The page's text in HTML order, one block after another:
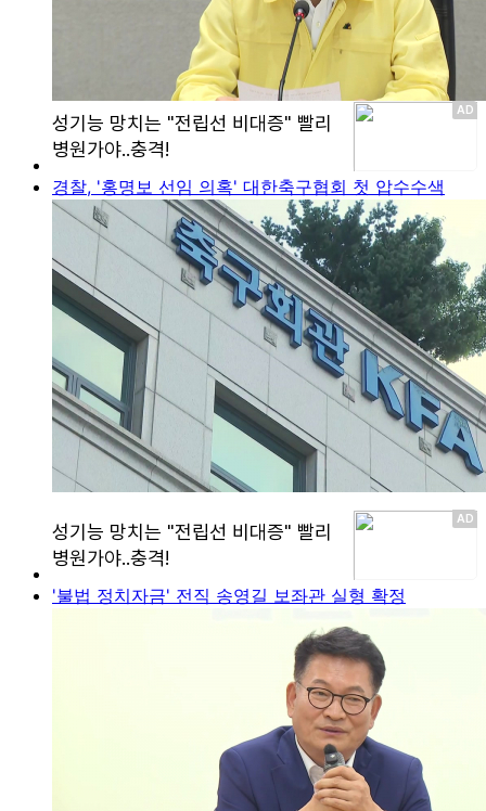
경찰, '홍명보 선임 의혹' 대한축구협회 첫 압수수색
'불법 정치자금' 전직 송영길 보좌관 실형 확정